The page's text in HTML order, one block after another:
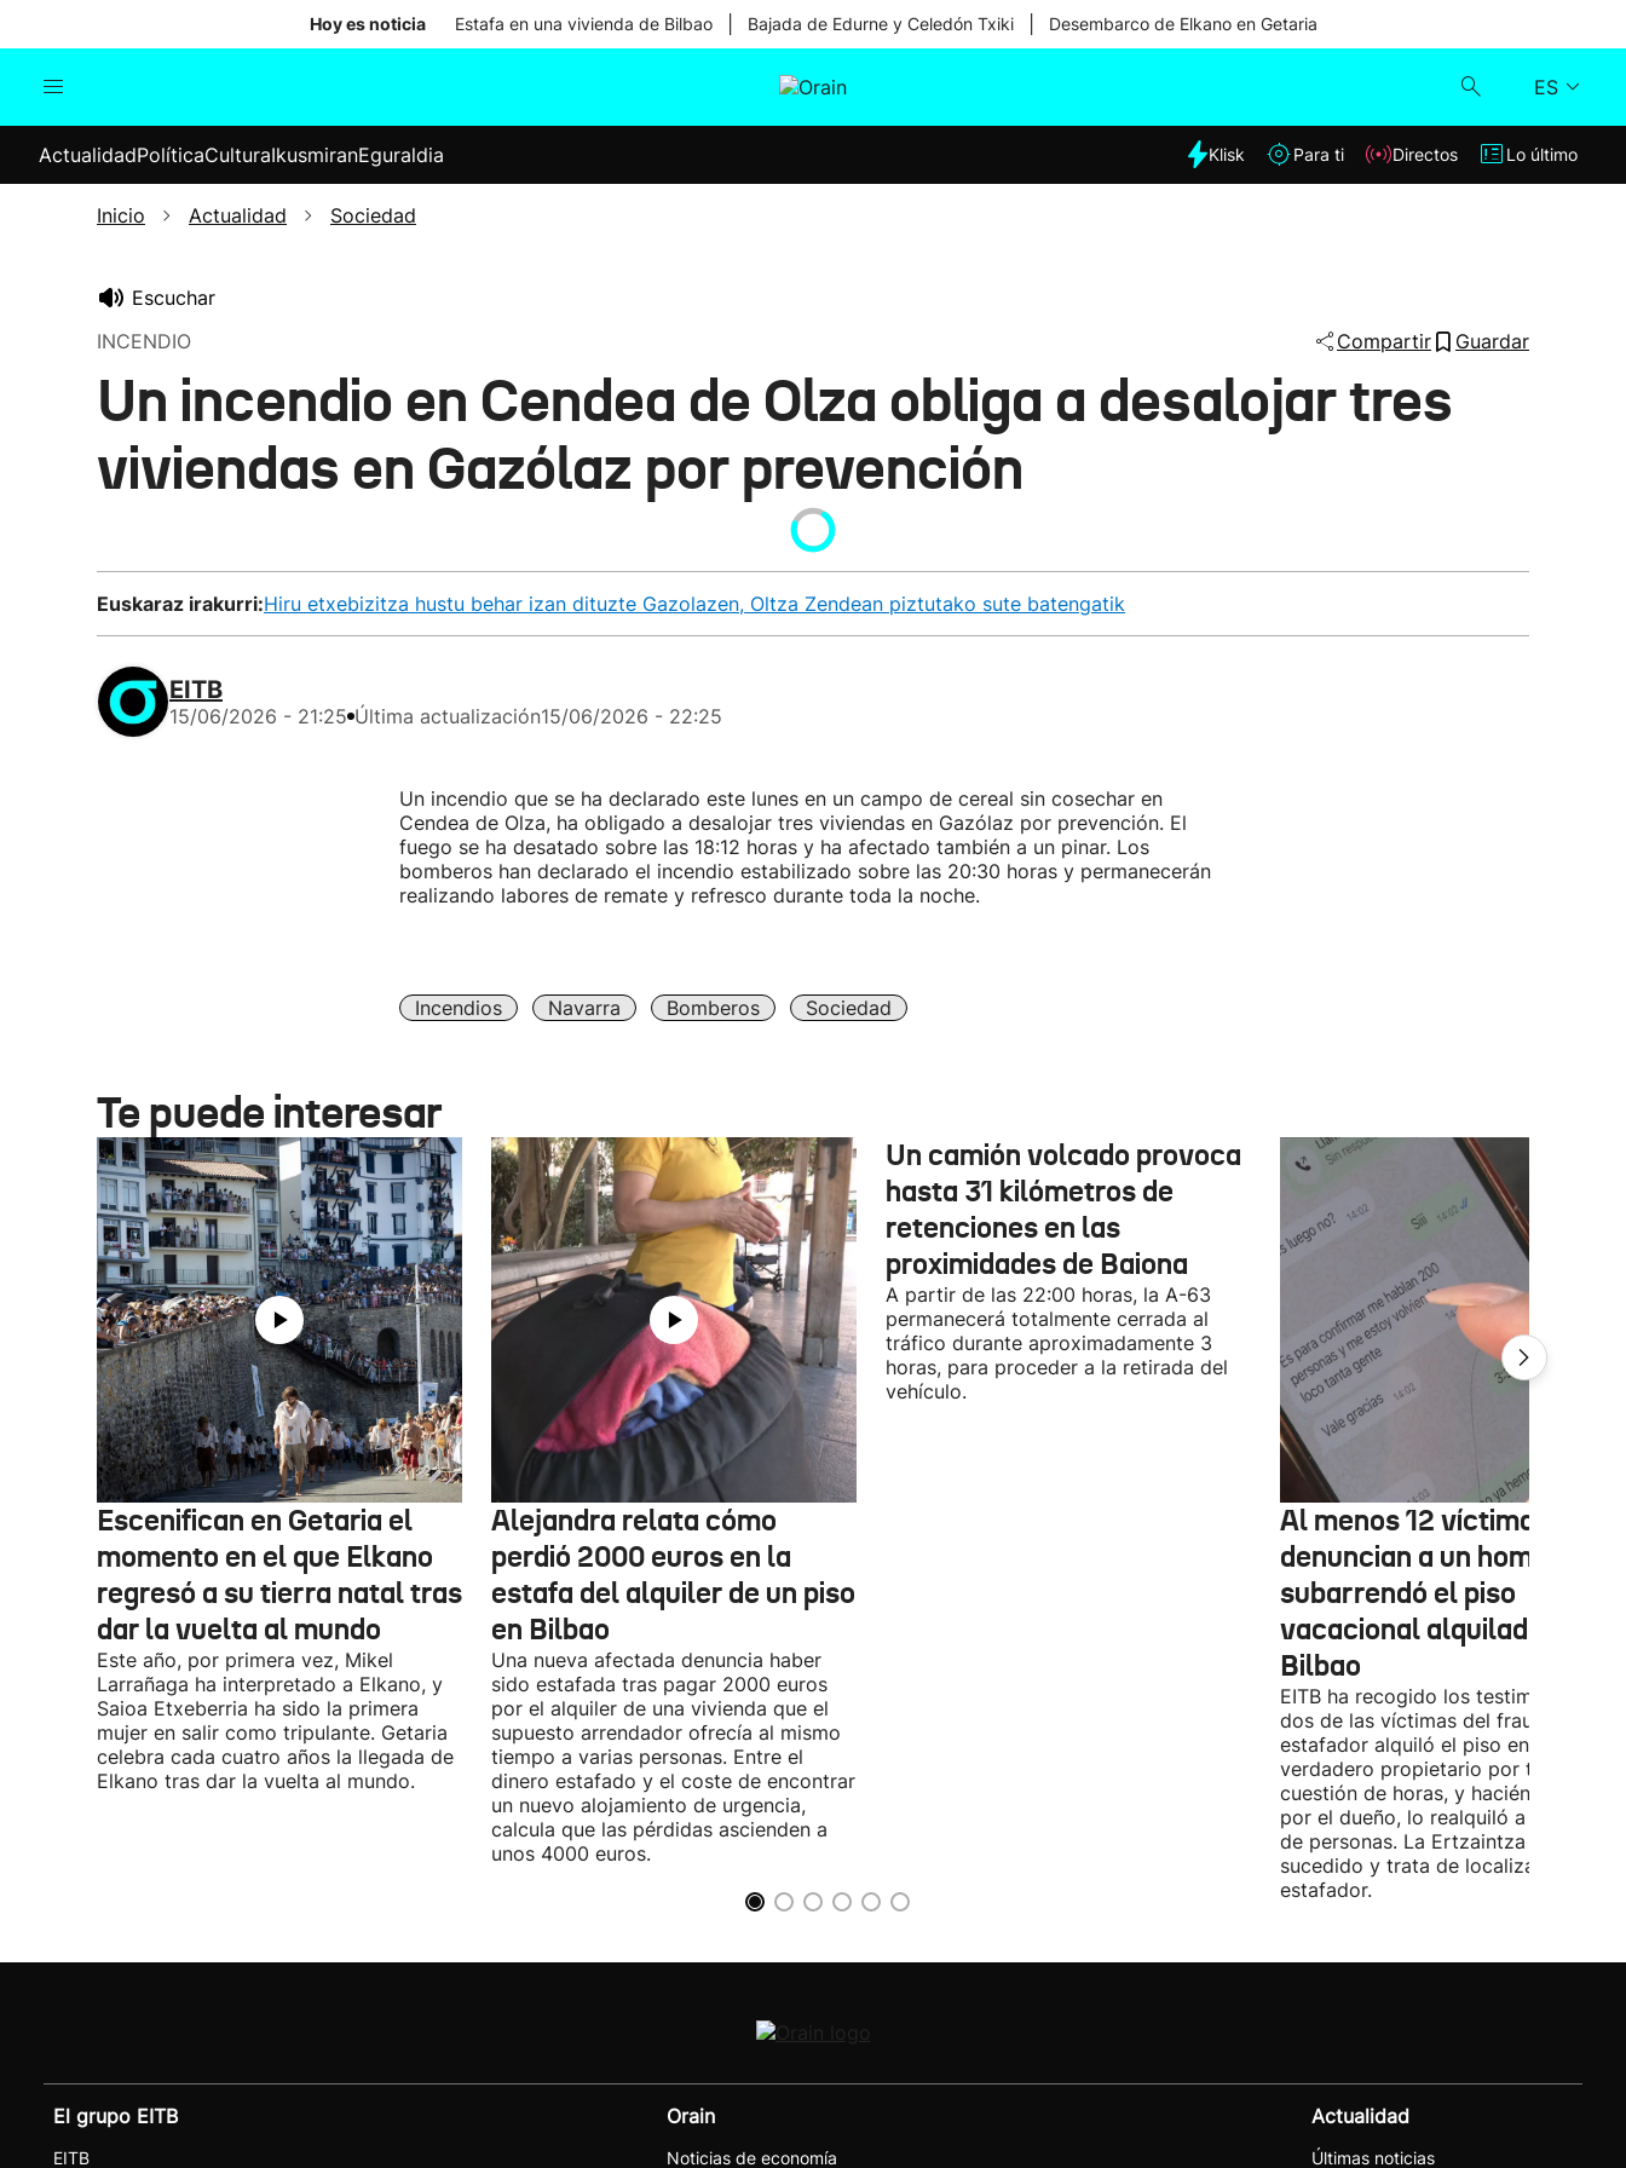
Hoy es noticia Estafa en una vivienda de Bilbao Bajada de Edurne y Celedón Txiki Desembarco de Elkano en Getaria
ES
Internacional
Elecciones
Klisk
ActualidadPolíticaCulturaIkusmiranEguraldia Klisk Para ti Directos Lo último
Inicio Actualidad Sociedad
Escuchar
INCENDIO
Compartir Guardar
Un incendio en Cendea de Olza obliga a desalojar tres
viviendas en Gazólaz por prevención
Euskaraz irakurri:Hiru etxebizitza hustu behar izan dituzte Gazolazen, Oltza Zendean piztutako sute batengatik
EITB
15/06/2026 - 21:25 Última actualización15/06/2026 - 22:25
Un incendio que se ha declarado este lunes en un campo de cereal sin cosechar en
Cendea de Olza, ha obligado a desalojar tres viviendas en Gazólaz por prevención. El
fuego se ha desatado sobre las 18:12 horas y ha afectado también a un pinar. Los
bomberos han declarado el incendio estabilizado sobre las 20:30 horas y permanecerán
realizando labores de remate y refresco durante toda la noche.
Incendios Navarra Bomberos Sociedad
Te puede interesar
Escenifican en Getaria el
momento en el que Elkano
regresó a su tierra natal tras
dar la vuelta al mundo
Este año, por primera vez, Mikel
Larrañaga ha interpretado a Elkano, y
Saioa Etxeberria ha sido la primera
mujer en salir como tripulante. Getaria
celebra cada cuatro años la llegada de
Elkano tras dar la vuelta al mundo.
Alejandra relata cómo
perdió 2000 euros en la
estafa del alquiler de un piso
en Bilbao
Una nueva afectada denuncia haber
sido estafada tras pagar 2000 euros
por el alquiler de una vivienda que el
supuesto arrendador ofrecía al mismo
tiempo a varias personas. Entre el
dinero estafado y el coste de encontrar
un nuevo alojamiento de urgencia,
calcula que las pérdidas ascienden a
unos 4000 euros.
Un camión volcado provoca
hasta 31 kilómetros de
retenciones en las
proximidades de Baiona
A partir de las 22:00 horas, la A-63
permanecerá totalmente cerrada al
tráfico durante aproximadamente 3
horas, para proceder a la retirada del
vehículo.
Al menos 12 víctimas
denuncian a un hombre
subarrendó el piso
vacacional alquilado en
Bilbao
EITB ha recogido los testimonios de
dos de las víctimas del fraude. El
estafador alquiló el piso en Airbnb a
verdadero propietario por tres días.
cuestión de horas, y haciéndose
por el dueño, lo realquiló a una
de personas. La Ertzaintza investiga
sucedido y trata de localizar al
estafador.
El grupo EITB
EITB
Orain
Noticias de economía
Actualidad
Últimas noticias